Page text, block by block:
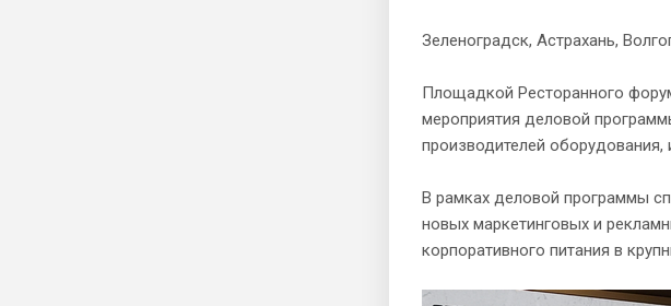
Зеленоградск, Астрахань,
Площадкой Ресторанного
мероприятия деловой
производителей оборудования,
В рамках деловой программы
новых маркетинговых и
корпоративного питания в